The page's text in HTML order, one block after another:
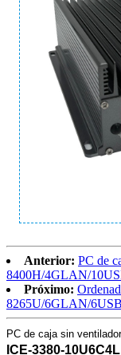
Anterior: PC de
8400H/4GLAN/
Próximo:
8265U/6GLAN/
PC de caja sin
ICE-3380-10U6C4L